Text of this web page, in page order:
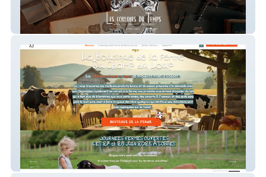
LesCouloirsDuTemps
Boutique de la Ferme